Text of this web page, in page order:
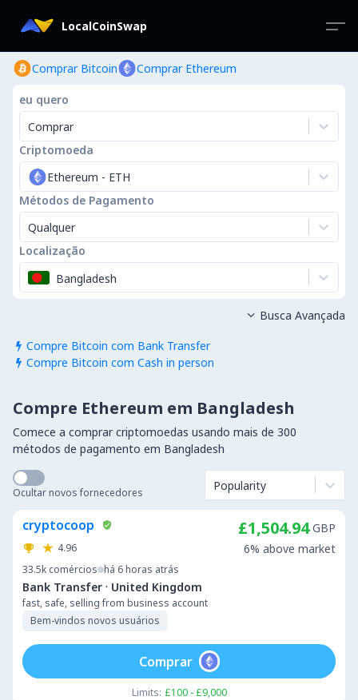
LocalCoinSwap
Comprar Bitcoin Comprar Ethereum
eu quero
Comprar
Criptomoeda
Ethereum - ETH
Métodos de Pagamento
Qualquer
Localização
Bangladesh
 Compre Bitcoin com Bank Transfer
 Compre Bitcoin com Cash in person
 Busca Avançada
Compre Ethereum em Bangladesh
Comece a comprar criptomoedas usando mais de 300
métodos de pagamento em Bangladesh
Ocultar novos fornecedores Popularity
cryptocoop
4.96
33.5k comércios há 6 horas atrás
Bank Transfer · United Kingdom
fast, safe, selling from business account
Bem-vindos novos usuários
£1,504.94 GBP
6% above market
Limits: £100 - £9,000
Comprar